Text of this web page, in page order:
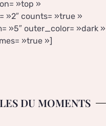
»top »
»2″ counts= »true »
»5″ outer_color= »dark »
»true »]
DU MOMENTS